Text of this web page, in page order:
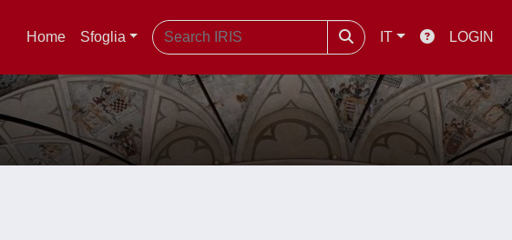
Home Sfoglia IT LOGIN